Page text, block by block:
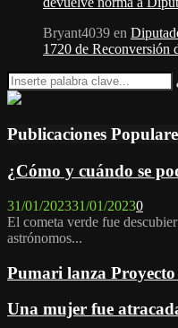
Bryant4039 en
1720 de Reconversión
Search
for:
Publicaciones
¿Cómo y cuándo se
31/01/202331/01/20230
El cometa verde fue
astrónomos...
Pumari lanza
Una mujer fue